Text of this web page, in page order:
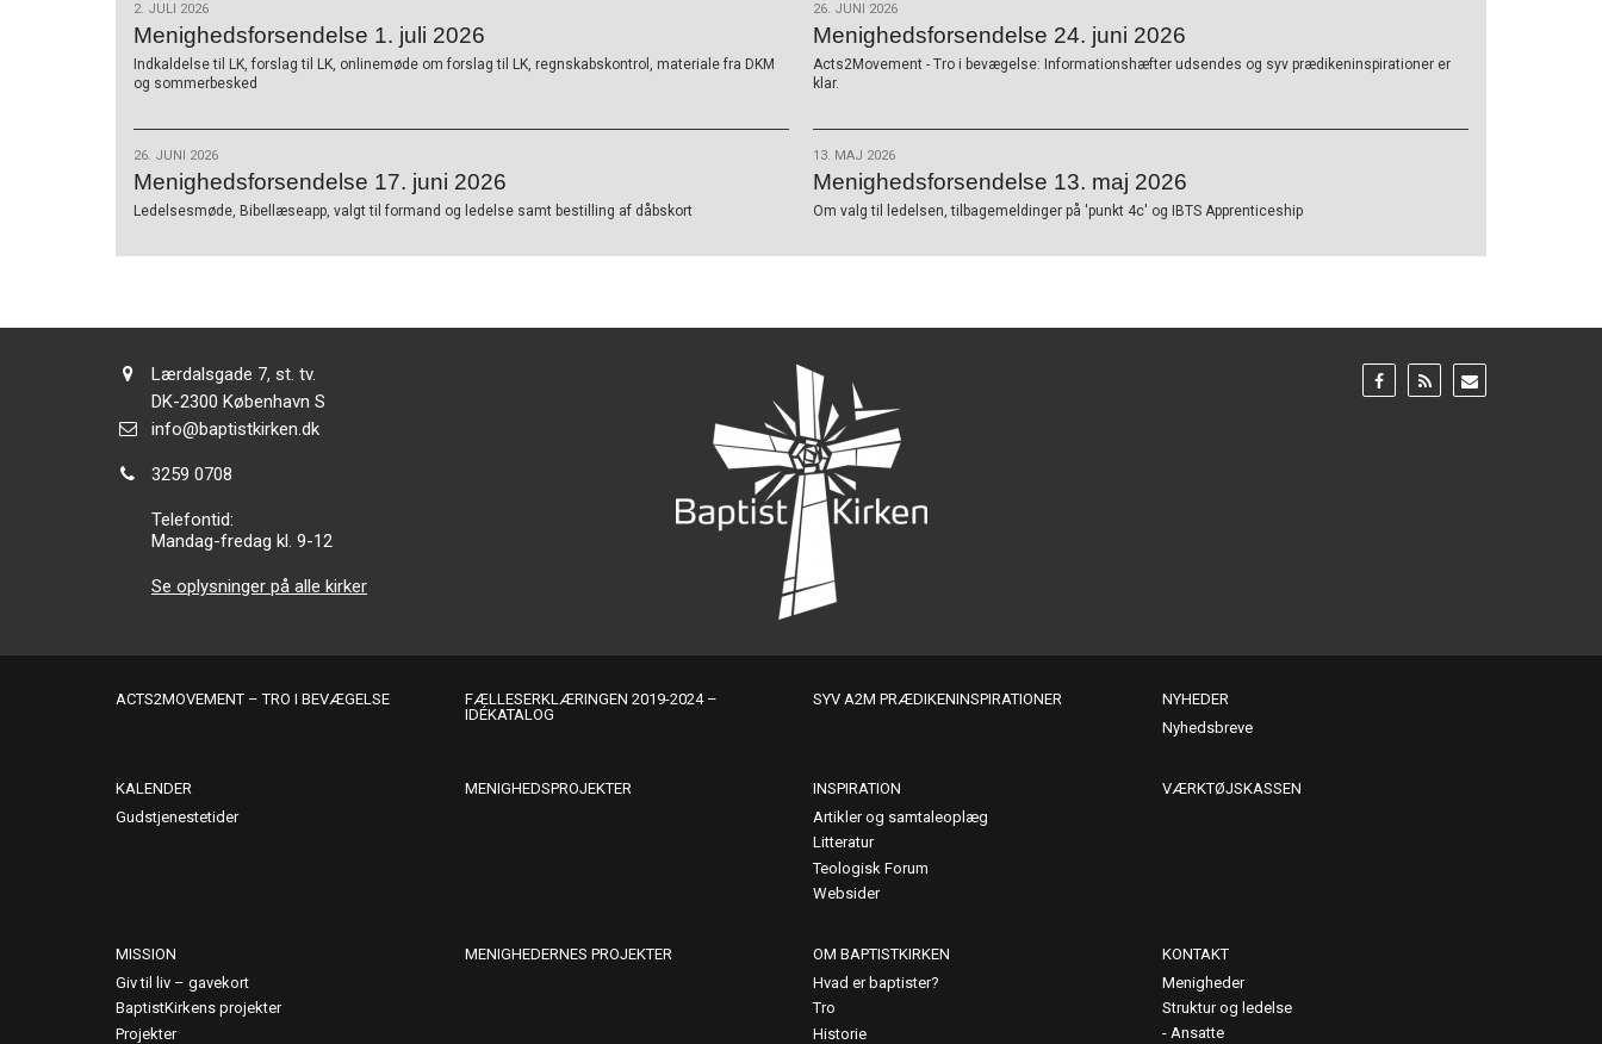
2. JULI 2026
Menighedsforsendelse 1. juli 2026
Indkaldelse til LK, forslag til LK, onlinemøde om forslag til LK, regnskabskontrol, materiale fra DKM
og sommerbesked
26. JUNI 2026
Menighedsforsendelse 24. juni 2026
Acts2Movement - Tro i bevægelse: Informationshæfter udsendes og syv prædikeninspirationer er
klar.
26. JUNI 2026
Menighedsforsendelse 17. juni 2026
Ledelsesmøde, Bibellæseapp, valgt til formand og ledelse samt bestilling af dåbskort
13. MAJ 2026
Menighedsforsendelse 13. maj 2026
Om valg til ledelsen, tilbagemeldinger på 'punkt 4c' og IBTS Apprenticeship
Adresse:
Lærdalsgade 7, st. tv.
Adresse:
DK-2300 København S
Send
info@baptistkirken.dk
Tlf.:
3259 0708
Telefontid:
Mandag-fredag kl. 9-12
Se oplysninger på alle kirker
Gå
til:
Gå
til:
Gå
til:
ACTS2MOVEMENT – TRO I BEVÆGELSE
FÆLLESERKLÆRINGEN 2019-2024 –
IDÉKATALOG
SYV A2M PRÆDIKENINSPIRATIONER
NYHEDER
Nyhedsbreve
KALENDER
Gudstjenestetider
MENIGHEDSPROJEKTER
INSPIRATION
Artikler og samtaleoplæg
Litteratur
Teologisk Forum
Websider
VÆRKTØJSKASSEN
MISSION
Giv til liv – gavekort
BaptistKirkens projekter
Projekter
MENIGHEDERNES PROJEKTER
OM BAPTISTKIRKEN
Hvad er baptister?
Tro
Historie
KONTAKT
Menigheder
Struktur og ledelse
Ansatte